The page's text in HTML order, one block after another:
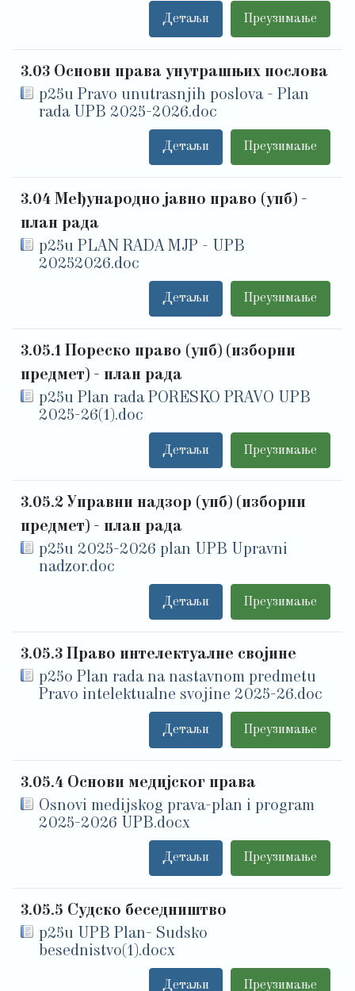
Преузимање
Детаљи
3.03 Основи права унутрашњих послова
p25u Pravo unutrasnjih poslova - Plan
rada UPB 2025-2026.doc
Преузимање
Детаљи
3.04 Међународно јавно право (упб) -
план рада
p25u PLAN RADA MJP - UPB
20252026.doc
Преузимање
Детаљи
3.05.1 Пореско право (упб) (изборни
предмет) - план рада
p25u Plan rada PORESKO PRAVO UPB
2025-26(1).doc
Преузимање
Детаљи
3.05.2 Управни надзор (упб) (изборни
предмет) - план рада
p25u 2025-2026 plan UPB Upravni
nadzor.doc
Преузимање
Детаљи
3.05.3 Право интелектуалне својине
p25o Plan rada na nastavnom predmetu
Pravo intelektualne svojine 2025-26.doc
Преузимање
Детаљи
3.05.4 Основи медијског права
Osnovi medijskog prava-plan i program
2025-2026 UPB.docx
Преузимање
Детаљи
3.05.5 Судско беседништво
p25u UPB Plan- Sudsko
besednistvo(1).docx
Преузимање
Детаљи